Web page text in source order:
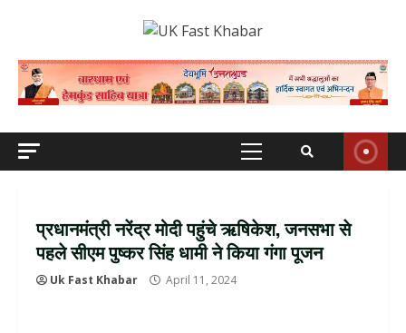
Primary
प्रधानमंत्री नरेंद्र मोदी पहुंचे ऋषिकेश, जनसभा से
पहले सीएम पुष्‍कर सिंह धामी ने किया गंगा पूजन
Uk Fast Khabar April 11, 2024